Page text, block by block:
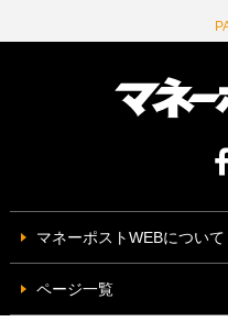
マネーポストWEBについて
ページ一覧